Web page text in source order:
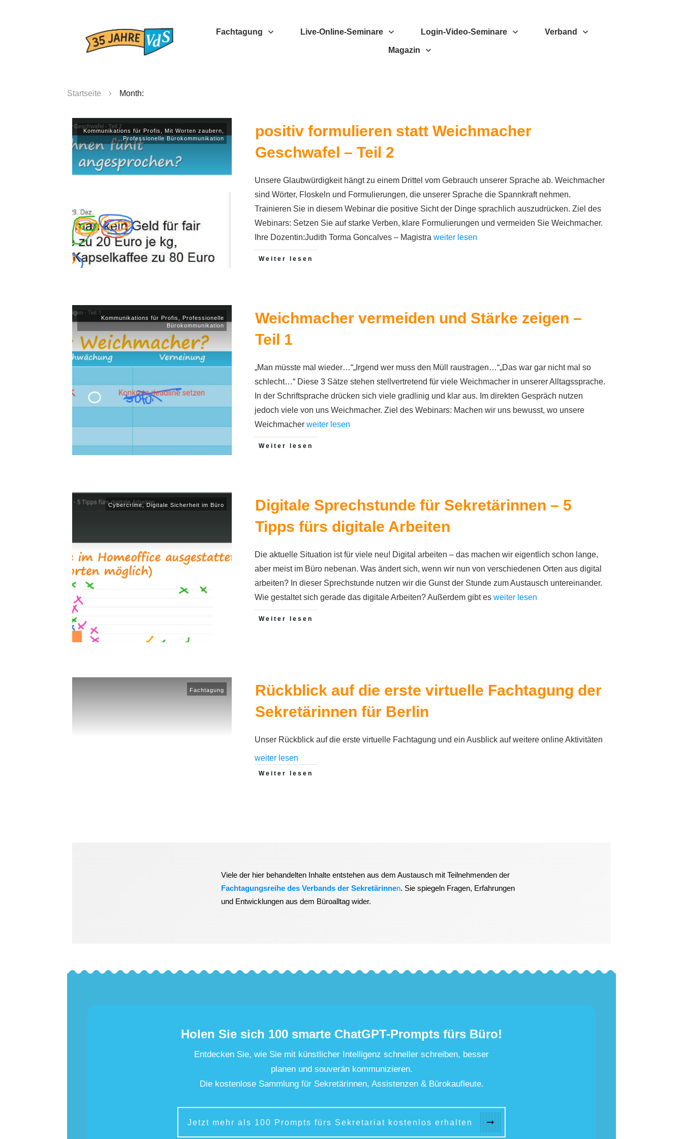
Fachtagung Live-Online-Seminare Login-Video-Seminare Verband
Magazin
Startseite Month:
Kommunikations für Profis Mit Worten zaubern
Professionelle Bürokommunikation
positiv formulieren statt Weichmacher
Geschwafel – Teil 2
Unsere Glaubwürdigkeit hängt zu einem Drittel vom Gebrauch unserer Sprache ab. Weichmacher
sind Wörter, Floskeln und Formulierungen, die unserer Sprache die Spannkraft nehmen.
Trainieren Sie in diesem Webinar die positive Sicht der Dinge sprachlich auszudrücken. Ziel des
Webinars: Setzen Sie auf starke Verben, klare Formulierungen und vermeiden Sie Weichmacher.
Ihre Dozentin:Judith Torma Goncalves – Magistraweiter lesen
Weiter lesen
Kommunikations für Profis
Professionelle
Bürokommunikation
Weichmacher vermeiden und Stärke zeigen –
Teil 1
„Man müsste mal wieder…“„Irgend wer muss den Müll raustragen…“„Das war gar nicht mal so
schlecht…“ Diese 3 Sätze stehen stellvertretend für viele Weichmacher in unserer Alltagssprache.
In der Schriftsprache drücken sich viele gradlinig und klar aus. Im direkten Gespräch nutzen
jedoch viele von uns Weichmacher. Ziel des Webinars: Machen wir uns bewusst, wo unsere
Weichmacherweiter lesen
Weiter lesen
Cybercrime,Digitale Sicherheit im Büro
Digitale Sprechstunde für Sekretärinnen – 5
Tipps fürs digitale Arbeiten
Die aktuelle Situation ist für viele neu! Digital arbeiten – das machen wir eigentlich schon lange,
aber meist im Büro nebenan. Was ändert sich, wenn wir nun von verschiedenen Orten aus digital
arbeiten? In dieser Sprechstunde nutzen wir die Gunst der Stunde zum Austausch untereinander.
Wie gestaltet sich gerade das digitale Arbeiten? Außerdem gibt esweiter lesen
Weiter lesen
Fachtagung
Rückblick auf die erste virtuelle Fachtagung der
Sekretärinnen für Berlin
Unser Rückblick auf die erste virtuelle Fachtagung und ein Ausblick auf weitere online Aktivitäten
weiter lesen
Weiter lesen
Viele der hier behandelten Inhalte entstehen aus dem Austausch mit Teilnehmenden der
Fachtagungsreihe des Verbands der Sekretärinnen. Sie spiegeln Fragen, Erfahrungen
und Entwicklungen aus dem Büroalltag wider.
Holen Sie sich 100 smarte ChatGPT-Prompts fürs Büro!
Entdecken Sie, wie Sie mit künstlicher Intelligenz schneller schreiben, besser
planen und souverän kommunizieren.
Die kostenlose Sammlung für Sekretärinnen, Assistenzen & Bürokaufleute.
Jetzt mehr als 100 Prompts fürs Sekretariat kostenlos erhalten